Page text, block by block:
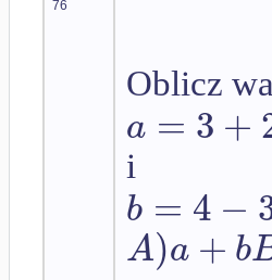
76
Oblicz
a = 3+
i
b = 4−
A)a + b